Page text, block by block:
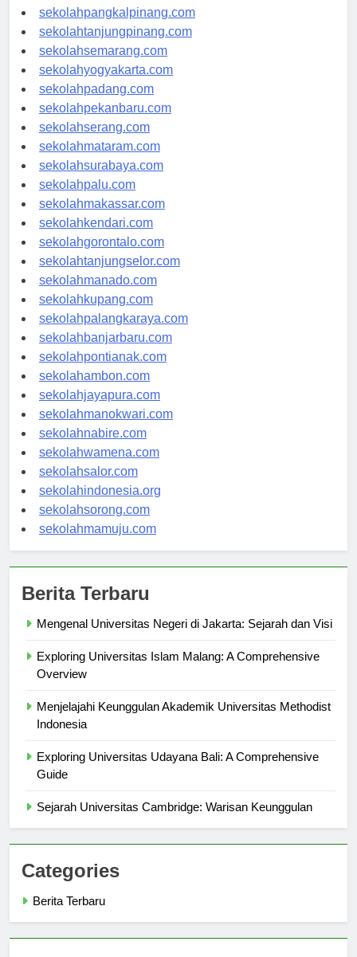
sekolahbengkulu.com
sekolahpangkalpinang.com
sekolahtanjungpinang.com
sekolahsemarang.com
sekolahyogyakarta.com
sekolahpadang.com
sekolahpekanbaru.com
sekolahserang.com
sekolahmataram.com
sekolahsurabaya.com
sekolahpalu.com
sekolahmakassar.com
sekolahkendari.com
sekolahgorontalo.com
sekolahtanjungselor.com
sekolahmanado.com
sekolahkupang.com
sekolahpalangkaraya.com
sekolahbanjarbaru.com
sekolahpontianak.com
sekolahambon.com
sekolahjayapura.com
sekolahmanokwari.com
sekolahnabire.com
sekolahwamena.com
sekolahsalor.com
sekolahindonesia.org
sekolahsorong.com
Exploring Universitas Islam Malang: A Comprehensive
Menjelajahi Keunggulan Akademik Universitas Methodist
Exploring Universitas Udayana Bali: A Comprehensive
Categories